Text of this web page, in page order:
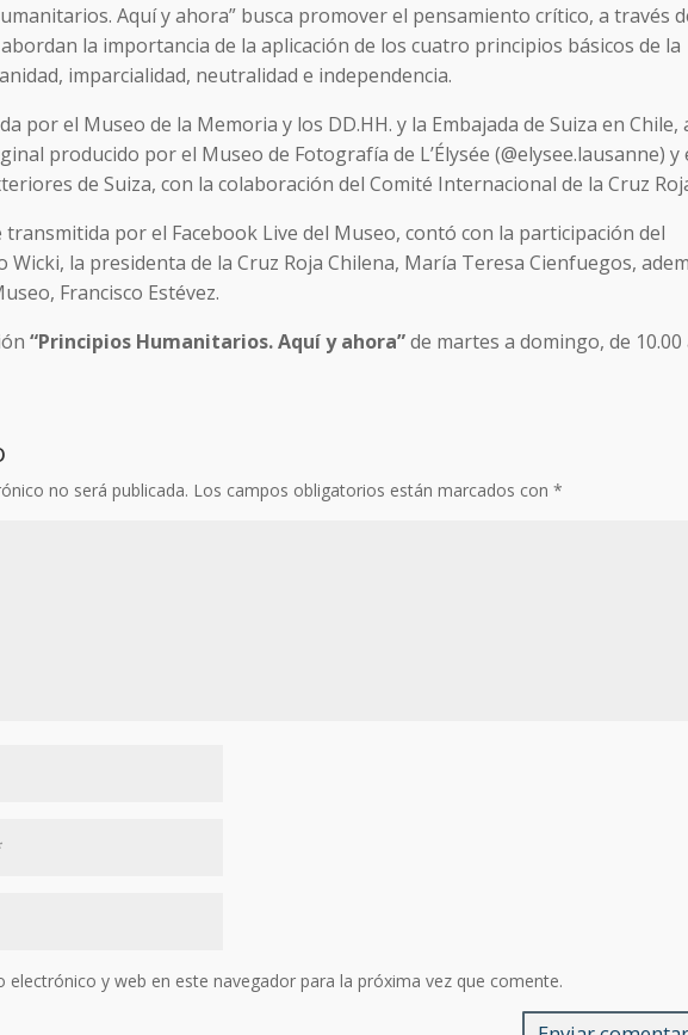
Aquí y ahora” busca promover el pensamiento crítico, a través
la importancia de la aplicación de los cuatro principios básicos de la
imparcialidad, neutralidad e independencia.
por el Museo de la Memoria y los DD.HH. y la Embajada de Suiza en Chile,
producido por el Museo de Fotografía de L’Élysée (@elysee.lausanne) y
de Suiza, con la colaboración del Comité Internacional de la Cruz
por el Facebook Live del Museo, contó con la participación del
Wicki, la presidenta de la Cruz Roja Chilena, María Teresa Cienfuegos,
Francisco Estévez.
“Principios Humanitarios. Aquí y ahora”de martes a domingo, de 10.00
no será publicada. Los campos obligatorios están marcados con*
electrónico y web en este navegador para la próxima vez que comente.